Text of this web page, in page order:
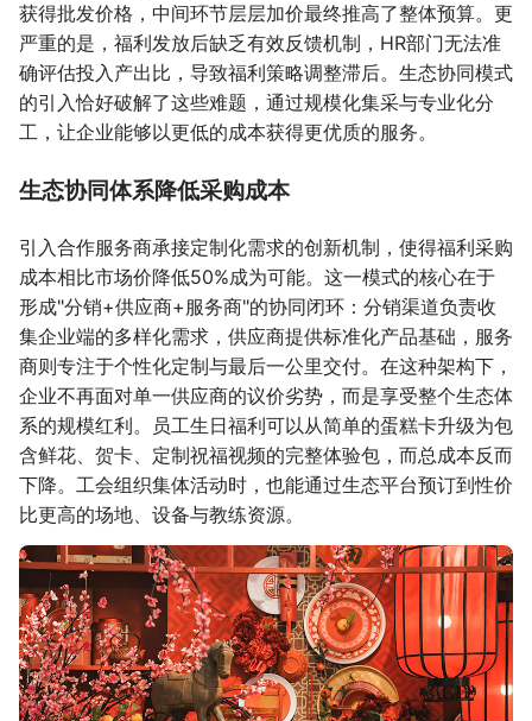
获得批发价格，中间环节层层加价最终推高了整体预算。更
严重的是，福利发放后缺乏有效反馈机制，HR部门无法准
确评估投入产出比，导致福利策略调整滞后。生态协同模式
的引入恰好破解了这些难题，通过规模化集采与专业化分
工，让企业能够以更低的成本获得更优质的服务。
生态协同体系降低采购成本
引入合作服务商承接定制化需求的创新机制，使得福利采购
成本相比市场价降低50%成为可能。这一模式的核心在于
形成"分销+供应商+服务商"的协同闭环：分销渠道负责收
集企业端的多样化需求，供应商提供标准化产品基础，服务
商则专注于个性化定制与最后一公里交付。在这种架构下，
企业不再面对单一供应商的议价劣势，而是享受整个生态体
系的规模红利。员工生日福利可以从简单的蛋糕卡升级为包
含鲜花、贺卡、定制祝福视频的完整体验包，而总成本反而
下降。工会组织集体活动时，也能通过生态平台预订到性价
比更高的场地、设备与教练资源。